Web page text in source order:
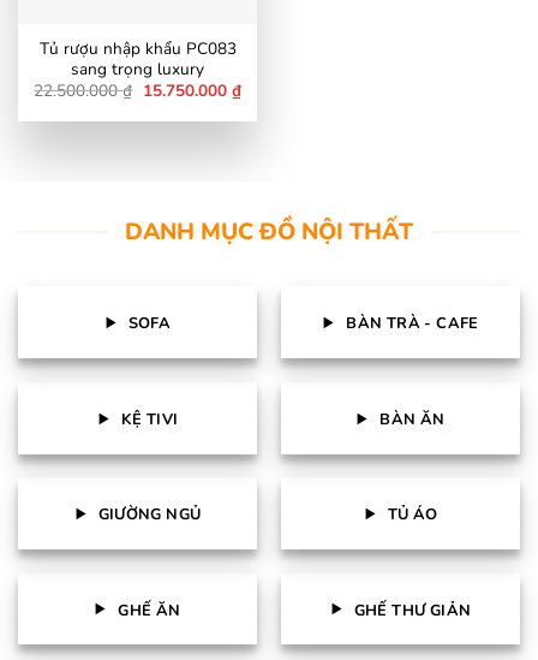
Tủ rượu nhập khẩu PC083
sang trọng luxury
22.500.000₫ Giá
là:
15.750.000 ₫Giá
hiện
tại
DANH MỤC ĐỒ NỘI THẤT
SOFA BÀN TRÀ - CAFE
KỆ TIVI BÀN ĂN
GIƯỜNG NGỦ TỦ ÁO
GHẾ ĂN GHẾ THƯ GIẢN